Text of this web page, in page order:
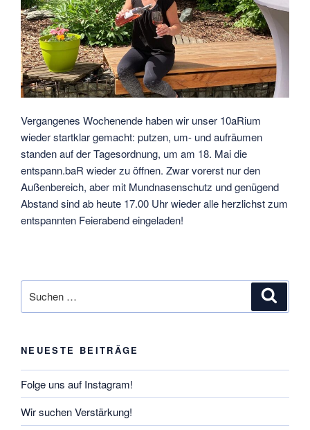
Vergangenes Wochenende haben wir unser 10aRium
wieder startklar gemacht: putzen, um- und aufräumen
standen auf der Tagesordnung, um am 18. Mai die
entspann.baR wieder zu öffnen. Zwar vorerst nur den
Außenbereich, aber mit Mundnasenschutz und genügend
Abstand sind ab heute 17.00 Uhr wieder alle herzlichst zum
entspannten Feierabend eingeladen!
nach:
NEUESTE BEITRÄGE
Folge uns auf Instagram!
Wir suchen Verstärkung!